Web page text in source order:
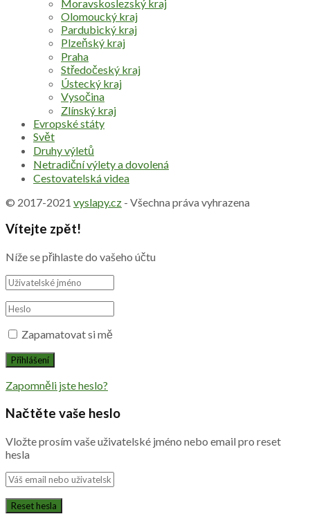
Moravskoslezský kraj
Olomoucký kraj
Pardubický kraj
Plzeňský kraj
Praha
Středočeský kraj
Ústecký kraj
Vysočina
Zlínský kraj
Evropské státy
Svět
Druhy výletů
Netradiční výlety a dovolená
Cestovatelská videa
© 2017-2021 vyslapy.cz - Všechna práva vyhrazena
Vítejte zpět!
Níže se přihlaste do vašeho účtu
Zapamatovat si mě
Zapomněli jste heslo?
Načtěte vaše heslo
Vložte prosím vaše uživatelské jméno nebo email pro reset
hesla